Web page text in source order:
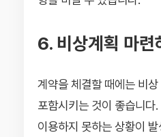
6. 비상계획 마련
계약을 체결할 때에는 비
포함시키는 것이 좋습니다
이용하지 못하는 상황이